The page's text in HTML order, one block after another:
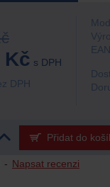
- Napsat recenzi
Kč s DPH
DPH
EAN:
Přidat do